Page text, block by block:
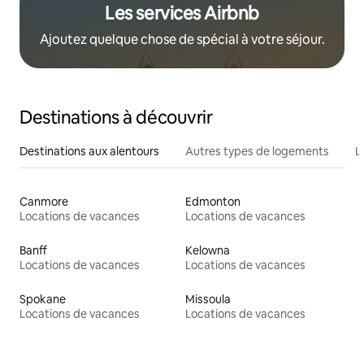
Les services Airbnb
Ajoutez quelque chose de spécial à votre séjour.
Destinations à découvrir
Destinations aux alentours Autres types de logements
Canmore
Locations de vacances
Edmonton
Locations de vacances
Banff
Locations de vacances
Kelowna
Locations de vacances
Spokane
Locations de vacances
Missoula
Locations de vacances